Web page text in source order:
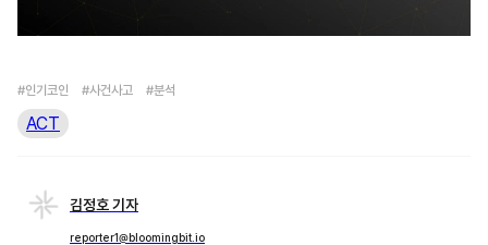
#인기코인 #사건사고 #분석
ACT
김정호 기자
reporter1@bloomingbit.io